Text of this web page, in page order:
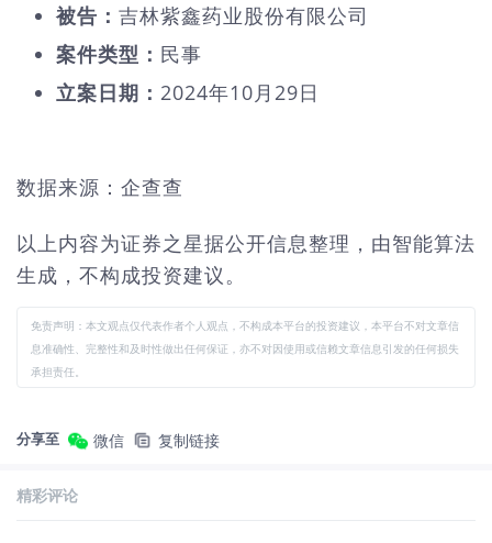
被告： 吉林紫鑫药业股份有限公司
案件类型： 民事
立案日期： 2024年10月29日
数据来源：企查查
以上内容为证券之星据公开信息整理，由智能算法
生成，不构成投资建议。
免责声明：本文观点仅代表作者个人观点，不构成本平台的投资建议，本平台不对文章信
息准确性、完整性和及时性做出任何保证，亦不对因使用或信赖文章信息引发的任何损失
承担责任。
分享至 微信 复制链接
精彩评论